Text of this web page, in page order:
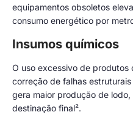
equipamentos obsoletos
consumo energético por
Insumos químicos
O uso excessivo de produtos
correção de falhas
gera maior produção de
destinação final².